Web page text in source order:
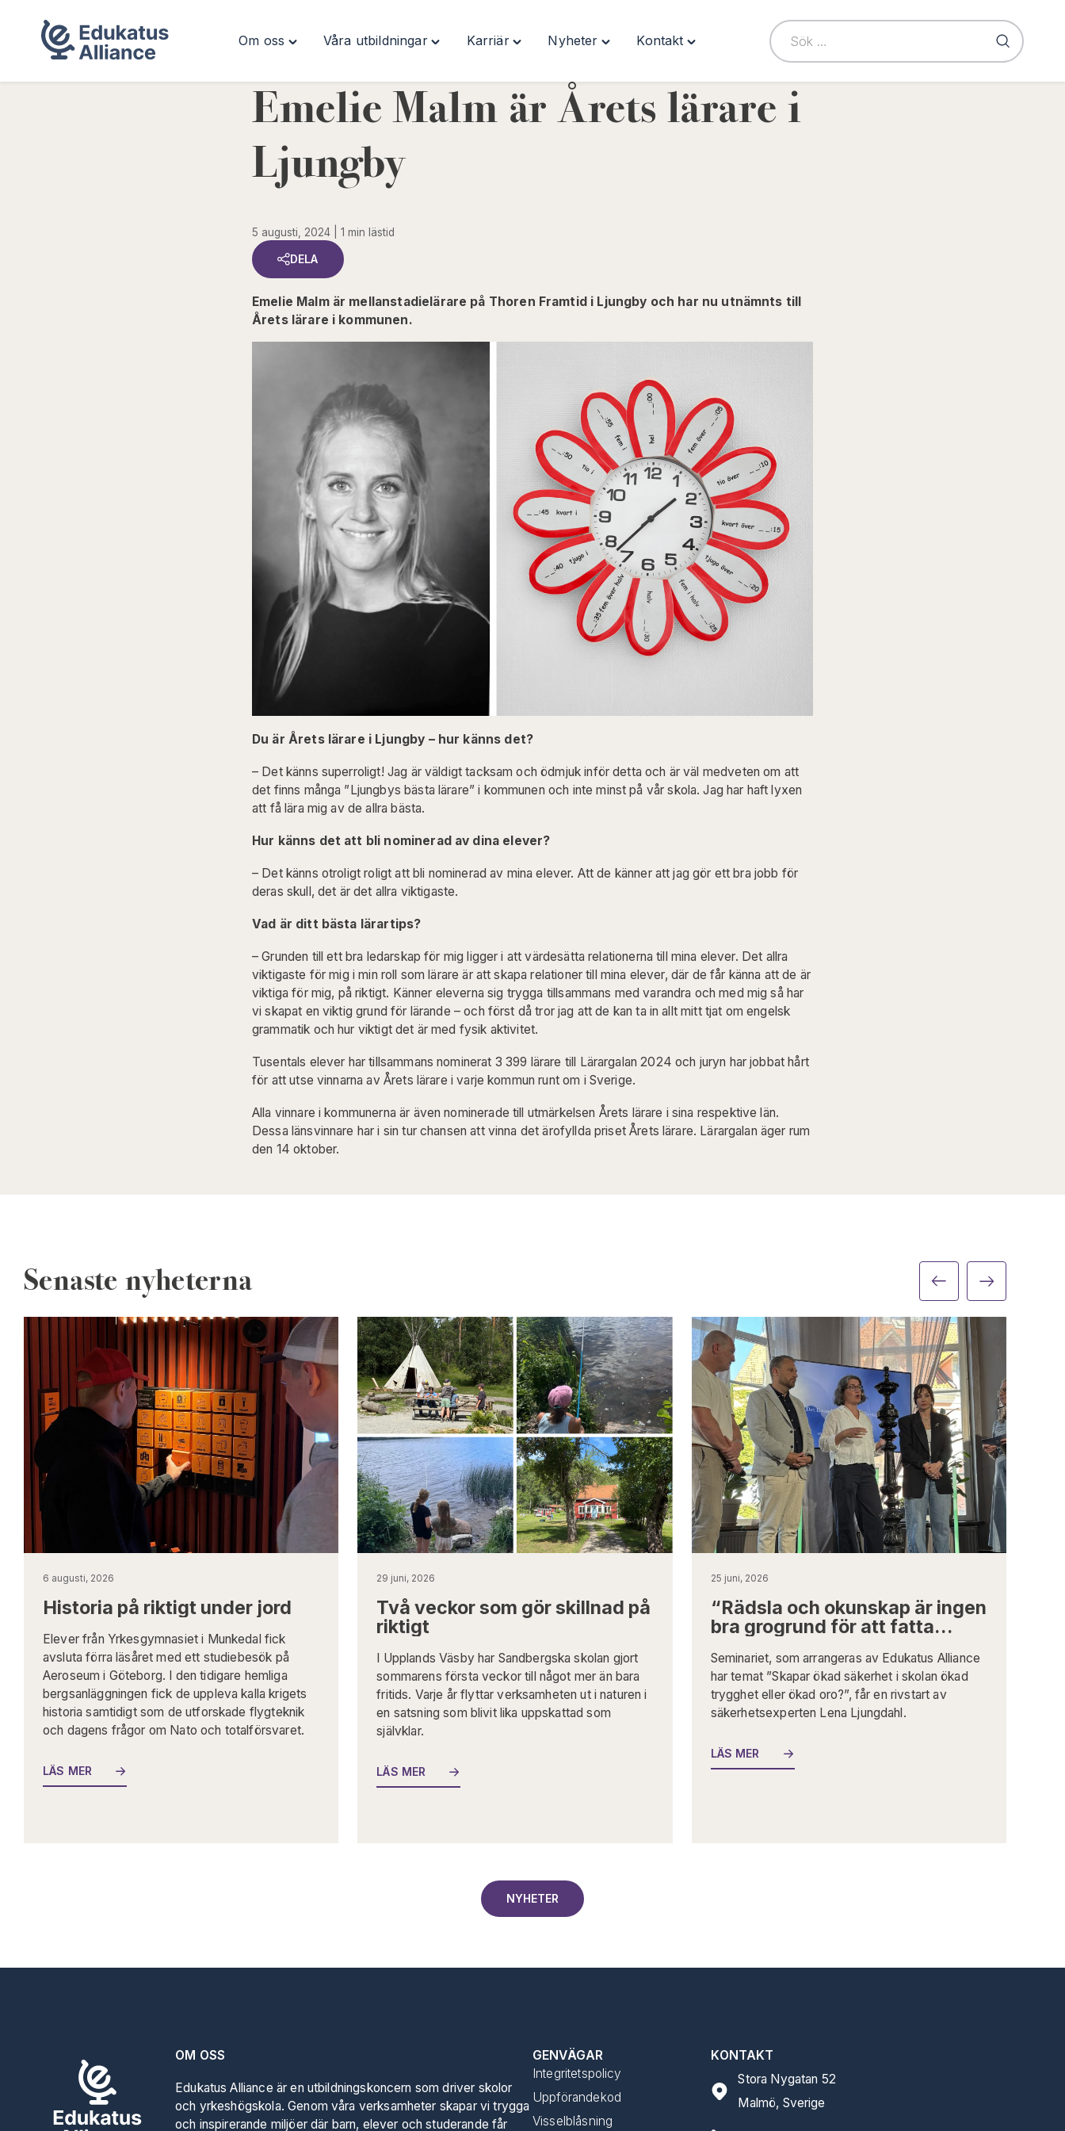
Hoppa
innehåll
Om oss
Toggle
oss"
menu
Våra utbildningar
Toggle
utbildningar"
menu
Karriär
Toggle
menu
Nyheter
Toggle
menu
Kontakt
Toggle
menu
Emelie Malm är Årets lärare i
Ljungby
5 augusti, 2024 1 min lästid
DELA
Emelie Malm är mellanstadielärare på Thoren Framtid i Ljungby och har nu utnämnts till
Årets lärare i kommunen.
Du är Årets lärare i Ljungby – hur känns det?
– Det känns superroligt! Jag är väldigt tacksam och ödmjuk inför detta och är väl medveten om att
det finns många ”Ljungbys bästa lärare” i kommunen och inte minst på vår skola. Jag har haft lyxen
att få lära mig av de allra bästa.
Hur känns det att bli nominerad av dina elever?
– Det känns otroligt roligt att bli nominerad av mina elever. Att de känner att jag gör ett bra jobb för
deras skull, det är det allra viktigaste.
Vad är ditt bästa lärartips?
– Grunden till ett bra ledarskap för mig ligger i att värdesätta relationerna till mina elever. Det allra
viktigaste för mig i min roll som lärare är att skapa relationer till mina elever, där de får känna att de är
viktiga för mig, på riktigt. Känner eleverna sig trygga tillsammans med varandra och med mig så har
vi skapat en viktig grund för lärande – och först då tror jag att de kan ta in allt mitt tjat om engelsk
grammatik och hur viktigt det är med fysik aktivitet.
Tusentals elever har tillsammans nominerat 3 399 lärare till Lärargalan 2024 och juryn har jobbat hårt
för att utse vinnarna av Årets lärare i varje kommun runt om i Sverige.
Alla vinnare i kommunerna är även nominerade till utmärkelsen Årets lärare i sina respektive län.
Dessa länsvinnare har i sin tur chansen att vinna det ärofyllda priset Årets lärare. Lärargalan äger rum
den 14 oktober.
6 augusti, 2026
Historia på riktigt under jord
Elever från Yrkesgymnasiet i Munkedal fick
avsluta förra läsåret med ett studiebesök på
Aeroseum i Göteborg. I den tidigare hemliga
bergsanläggningen fick de uppleva kalla krigets
historia samtidigt som de utforskade flygteknik
och dagens frågor om Nato och totalförsvaret.
LÄS MER
29 juni, 2026
Två veckor som gör skillnad på
riktigt
I Upplands Väsby har Sandbergska skolan gjort
sommarens första veckor till något mer än bara
fritids. Varje år flyttar verksamheten ut i naturen i
en satsning som blivit lika uppskattad som
självklar.
LÄS MER
25 juni, 2026
“Rädsla och okunskap är ingen
bra grogrund för att fatta
Seminariet, som arrangeras av Edukatus Alliance
har temat ”Skapar ökad säkerhet i skolan ökad
trygghet eller ökad oro?”, får en rivstart av
säkerhetsexperten Lena Ljungdahl.
LÄS MER
Senaste nyheterna
NYHETER
OM OSS
Edukatus Alliance är en utbildningskoncern som driver skolor
och yrkeshögskola. Genom våra verksamheter skapar vi trygga
och inspirerande miljöer där barn, elever och studerande får
GENVÄGAR
Integritetspolicy
Uppförandekod
Visselblåsning
KONTAKT
Stora Nygatan 52
Malmö, Sverige